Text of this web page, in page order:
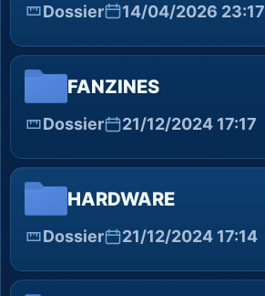
Dossier 14/04/2026 23:17
FANZINES
Dossier 21/12/2024 17:17
HARDWARE
Dossier 21/12/2024 17:14